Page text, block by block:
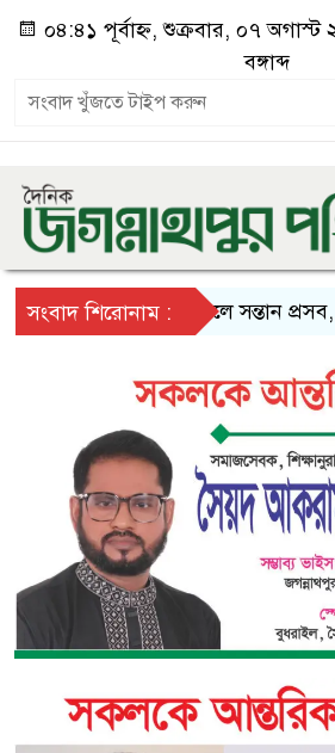
০৪:৪১ পূর্বাহ্ন, শুক্রবার, ০৭
বঙ্গাব্দ
সংবাদ শিরোনাম :সকালে সন্তান প্রসব,